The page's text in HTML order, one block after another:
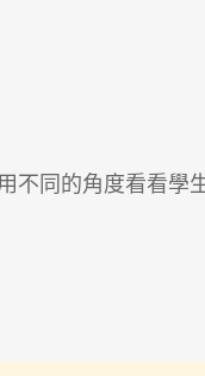
同的角度看看學